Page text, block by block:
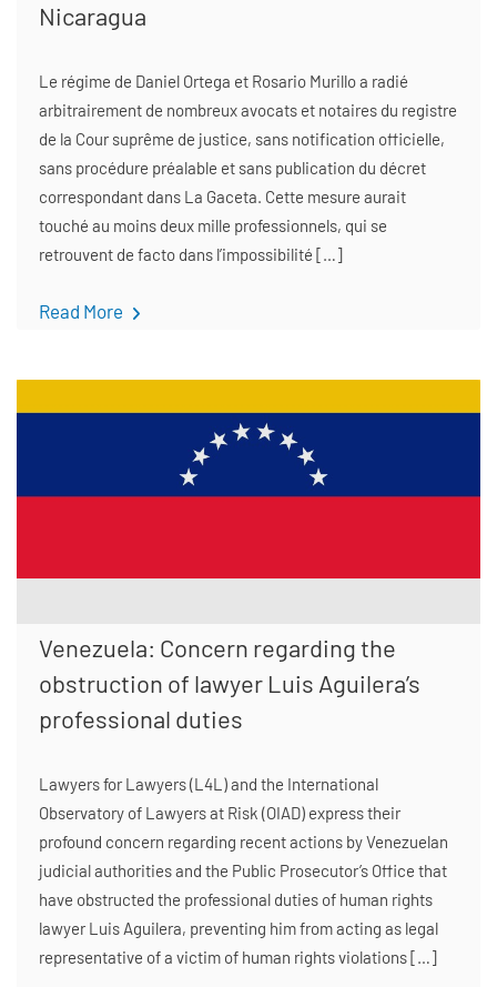
Nicaragua
Le régime de Daniel Ortega et Rosario Murillo a radié
arbitrairement de nombreux avocats et notaires du registre
de la Cour suprême de justice, sans notification officielle,
sans procédure préalable et sans publication du décret
correspondant dans La Gaceta. Cette mesure aurait
touché au moins deux mille professionnels, qui se
retrouvent de facto dans l’impossibilité […]
Read More
Venezuela: Concern regarding the
obstruction of lawyer Luis Aguilera’s
professional duties
Lawyers for Lawyers (L4L) and the International
Observatory of Lawyers at Risk (OIAD) express their
profound concern regarding recent actions by Venezuelan
judicial authorities and the Public Prosecutor’s Office that
have obstructed the professional duties of human rights
lawyer Luis Aguilera, preventing him from acting as legal
representative of a victim of human rights violations […]